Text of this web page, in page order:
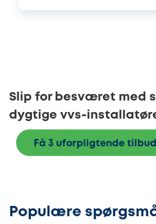
Slip for besværet med
dygtige vvs-
Få 3 uforpligtende
Populære